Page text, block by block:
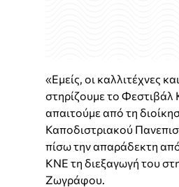
«Εμείς, οι καλλιτέχνες
στηρίζουμε το
απαιτούμε από τη
Καποδιστριακού
πίσω την απαράδεκτη
ΚΝΕ τη διεξαγωγή του
Ζωγράφου.